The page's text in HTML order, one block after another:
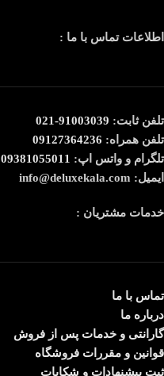
اطلاعات تماس با ما :
تلفن ثابت: 91003039-021
تلفن همراه: 09127364236
تلگرام و واتس اپ: 09381055011
ایمیل: info@deluxekala.com
خدمات مشتریان :
تماس با ما
درباره ما
گارانتی و خدمات پس از فروش
قوانین و مقررات فروشگاه
ثبت پیشنهادات و شکایات